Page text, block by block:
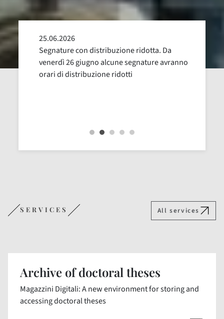
25.06.2026
Segnature con distribuzione ridotta. Da
venerdì 26 giugno alcune segnature avranno
orari di distribuzione ridotti
SERVICES All services
Archive of doctoral theses
Magazzini Digitali: A new environment for storing and
accessing doctoral theses